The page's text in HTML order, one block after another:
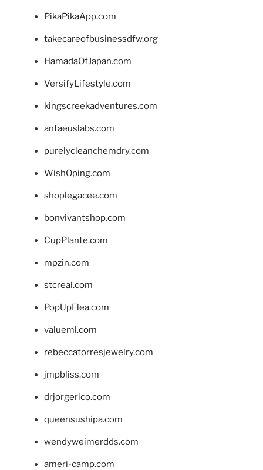
PikaPikaApp.com
takecareofbusinessdfw.org
HamadaOfJapan.com
VersifyLifestyle.com
kingscreekadventures.com
antaeuslabs.com
purelycleanchemdry.com
WishOping.com
shoplegacee.com
bonvivantshop.com
CupPlante.com
mpzin.com
stcreal.com
PopUpFlea.com
valueml.com
rebeccatorresjewelry.com
jmpbliss.com
drjorgerico.com
queensushipa.com
wendyweimerdds.com
ameri-camp.com